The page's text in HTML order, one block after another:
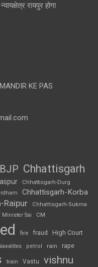
रायपुर होगा
KE PAS
BJP Chhattisgarh
Chhattisgarh-Durg
Chhattisgarh-Korba
Raipur
Chhattisgarh-Sukma
Minister Sai CM
fire fraud High Court
petrol rain rape
train Vastu vishnu